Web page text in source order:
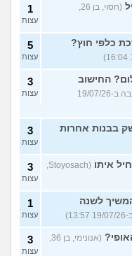
(חסוי, בן 26,
1
עצות
כלפי חוץ? 5
עצות
החישוב
(ירין, בת 19, כתבה ב-19/07/26
3
עצות
בבנות אחרות 3
עצות
איתו
(Stoyosach,
3
עצות
לשנה
1
עצות
(אנונימי, בן 36,
3
עצות